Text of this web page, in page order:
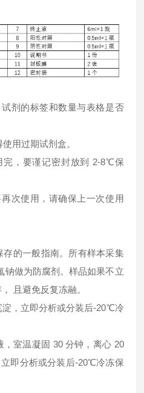
剂的标签和数量与表格是否
用过期试剂盒。
完，要谨记密封放到 2-8℃保
次使用，请确保上一次使用
存的一般指南。所有样本采集
钠做为防腐剂。样品如果不立
且避免反复冻融。
，立即分析或分装后-20℃冷
室温凝固 30 分钟，离心 20
即分析或分装后-20℃冷冻保